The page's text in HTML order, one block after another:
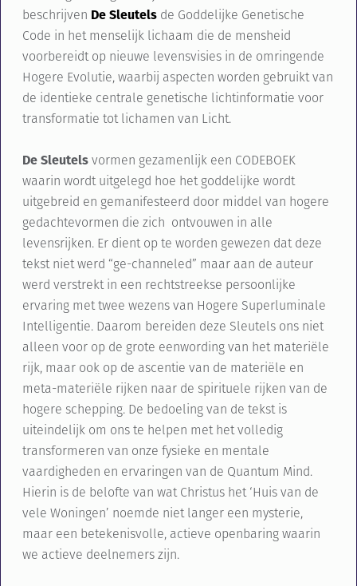
beschrijven De Sleutelsde Goddelijke Genetische
Code in het menselijk lichaam die de mensheid
voorbereidt op nieuwe levensvisies in de omringende
Hogere Evolutie, waarbij aspecten worden gebruikt van
de identieke centrale genetische lichtinformatie voor
transformatie tot lichamen van Licht.
De Sleutelsvormen gezamenlijk een CODEBOEK
waarin wordt uitgelegd hoe het goddelijke wordt
uitgebreid en gemanifesteerd door middel van hogere
gedachtevormen die zich ontvouwen in alle
levensrijken. Er dient op te worden gewezen dat deze
tekst niet werd “ge-channeled” maar aan de auteur
werd verstrekt in een rechtstreekse persoonlijke
ervaring met twee wezens van Hogere Superluminale
Intelligentie. Daarom bereiden deze Sleutels ons niet
alleen voor op de grote eenwording van het materiële
rijk, maar ook op de ascentie van de materiële en
meta-materiële rijken naar de spirituele rijken van de
hogere schepping. De bedoeling van de tekst is
uiteindelijk om ons te helpen met het volledig
transformeren van onze fysieke en mentale
vaardigheden en ervaringen van de Quantum Mind.
Hierin is de belofte van wat Christus het ‘Huis van de
vele Woningen’ noemde niet langer een mysterie,
maar een betekenisvolle, actieve openbaring waarin
we actieve deelnemers zijn.